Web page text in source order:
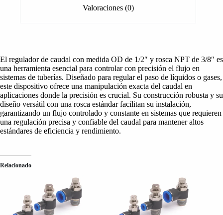
Valoraciones (0)
El regulador de caudal con medida OD de 1/2″ y rosca NPT de 3/8″ es
una herramienta esencial para controlar con precisión el flujo en
sistemas de tuberías. Diseñado para regular el paso de líquidos o gases,
este dispositivo ofrece una manipulación exacta del caudal en
aplicaciones donde la precisión es crucial. Su construcción robusta y su
diseño versátil con una rosca estándar facilitan su instalación,
garantizando un flujo controlado y constante en sistemas que requieren
una regulación precisa y confiable del caudal para mantener altos
estándares de eficiencia y rendimiento.
Relacionado